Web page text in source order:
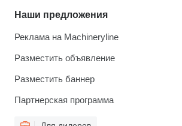
Наши предложения
Реклама на Machineryline
Разместить объявление
Разместить баннер
Партнерская программа